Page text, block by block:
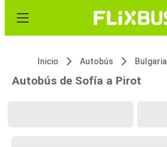
Inicio Autobús Bulgaria
Autobús de Sofía a Pirot